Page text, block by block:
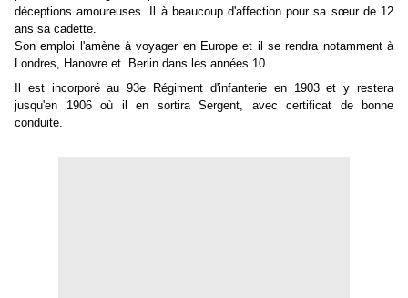
déceptions amoureuses. Il à beaucoup d'affection pour sa sœur de 12
ans sa cadette.
Son emploi l'amène à voyager en Europe et il se rendra notamment à
Londres, Hanovre et Berlin dans les années 10.
Il est incorporé au 93e Régiment d'infanterie en 1903 et y restera
jusqu'en 1906 où il en sortira Sergent, avec certificat de bonne
conduite.